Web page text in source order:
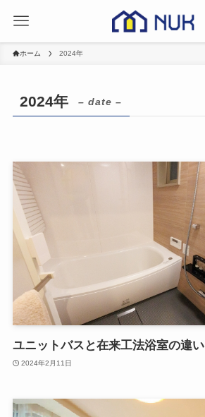
ホーム 2024年
2024年 – date –
ユニットバスと在来工法浴室の違い
2024年2月11日